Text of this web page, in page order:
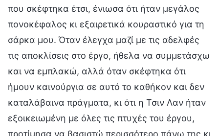
που σκέφτηκα έτσι, ένιωσα ότι ήταν μεγάλος
πονοκέφαλος κι εξαιρετικά κουραστικό για τη
σάρκα μου. Όταν έλεγχα μαζί με τις αδελφές
τις αποκλίσεις στο έργο, ήθελα να συμμετάσχω
και να εμπλακώ, αλλά όταν σκέφτηκα ότι
ήμουν καινούργια σε αυτό το καθήκον και δεν
καταλάβαινα πράγματα, κι ότι η Τσιν Λαν ήταν
εξοικειωμένη με όλες τις πτυχές του έργου,
προτίμησα να βασιστώ περισσότερο πάνω της κι